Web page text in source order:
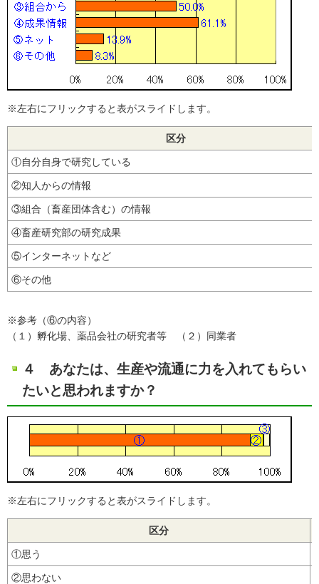
※左右にフリックすると表がスライドします。
区分
①自分自身で研究している
②知人からの情報
③組合（畜産団体含む）の情報
④畜産研究部の研究成果
⑤インターネットなど
⑥その他
※参考（⑥の内容）
（１）孵化場、薬品会社の研究者等 （２）同業者
４ あなたは、生産や流通に力を入れてもらい
たいと思われますか？
※左右にフリックすると表がスライドします。
区分
①思う
②思わない